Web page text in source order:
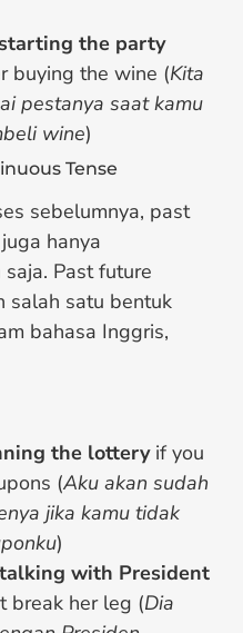
the party
buying the wine (Kita
pestanya saat kamu
wine)
Tense
sebelumnya, past
hanya
Past future
salah satu bentuk
bahasa Inggris,
the lotteryif you
(Aku akan sudah
jika kamu tidak
)
talking with President
break her leg (Dia